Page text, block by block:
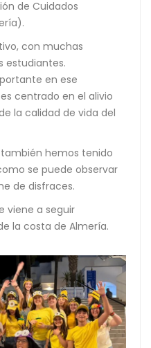
de Cuidados
con muchas
estudiantes.
en ese
centrado en el alivio
la calidad de vida del
hemos tenido
se puede observar
de disfraces.
viene a seguir
la costa de Almería.